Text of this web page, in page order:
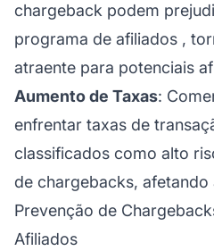
chargeback podem
programa de afiliados ,
atraente para potenciais
Aumento de Taxas:
enfrentar taxas de
classificados como alto
de chargebacks, afetando
Prevenção de
Afiliados